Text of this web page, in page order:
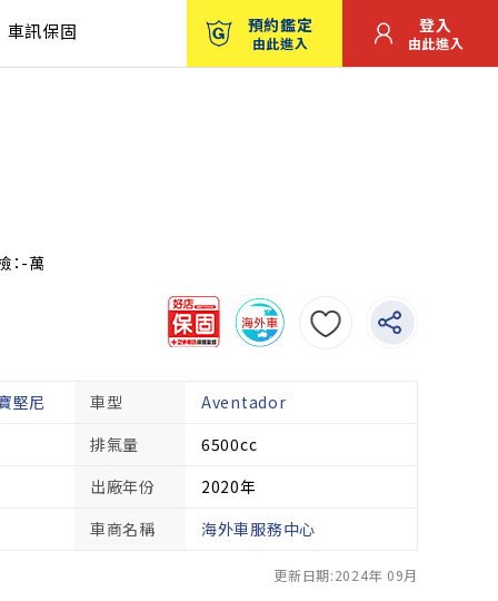
車訊保固 預約鑑定
由此進入
登入
由此進入
：-萬
堅尼 車型
Aventador
排氣量
6500cc
出廠年份
2020年
車商名稱 海外車服務中心
更新日期:2024年 09月